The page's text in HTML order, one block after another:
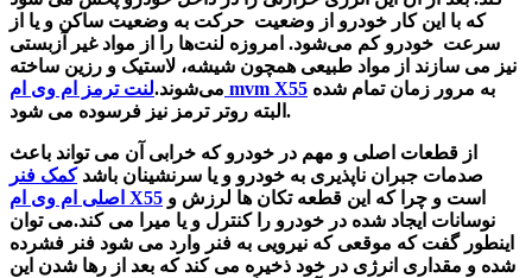
که با این کار خودرو از وضعیت حرکت به وضعیت ساکن و یا از
سرعت خودرو کم می‌شود. امروزه لنت‌ها را از مواد غیر آزبستی
نیز می سازند از مواد طبیعی همچون شیشه، لاستیک و رزین ساخته
می‌شوند. لنت ترمز ام وی ام mvm X55
البته روتر ترمز نیز فرسوده می شود.
از قطعات اصلی و مهم در خودرو که خرابی آن می تواند باعث
صدمات جبران ناپذیری به خودرو و یا سرنشینان باشدکمک فنر
اصلی ام وی ام X55 است و چرا که این قطعه تکان ها لرزش و
نوسانات ایجاد شده در خودرو را کنترل و یا میرا می کند.می توان
اینطور گفت که موقعی که نیرویی به فنر وارد می شود فنر فشرده
شده و مقداری انرژی در خود ذخیره می کند که بعد از رها شدن این